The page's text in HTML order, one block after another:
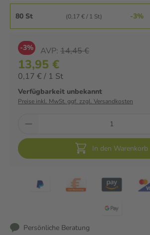
80 St (0,17 € / 1 St) -3%
-3% AVP: 14,45 €
13,95 €
0,17 € / 1 St
Verfügbarkeit unbekannt
Preise inkl. MwSt. ggf. zzgl. Versandkosten
In den Warenkorb
Persönliche Beratung